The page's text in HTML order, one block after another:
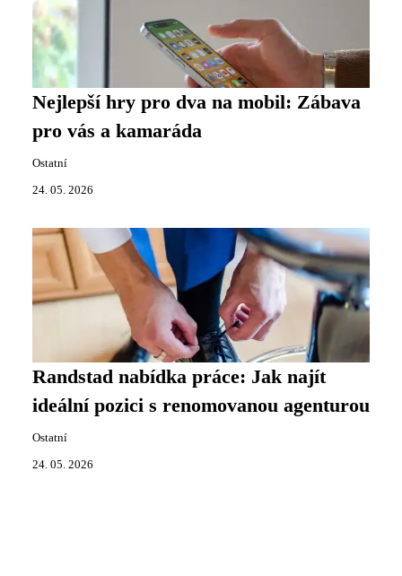
Nejlepší hry pro dva na mobil: Zábava
pro vás a kamaráda
Ostatní
24. 05. 2026
Randstad nabídka práce: Jak najít
ideální pozici s renomovanou agenturou
Ostatní
24. 05. 2026